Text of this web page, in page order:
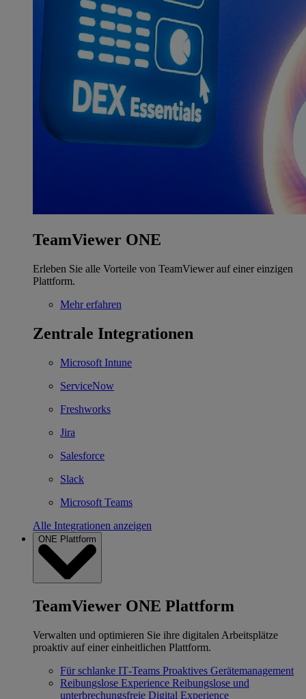
TeamViewer ONE
Erleben Sie alle Vorteile von TeamViewer auf einer einzigen
Plattform.
Mehr erfahren
Zentrale Integrationen
Microsoft Intune
ServiceNow
Freshworks
Jira
Salesforce
Slack
Microsoft Teams
Alle Integrationen anzeigen
ONE Plattform
TeamViewer ONE Plattform
Verwalten und optimieren Sie ihre digitalen Arbeitsplätze
proaktiv auf einer einheitlichen Plattform.
Für schlanke IT‐Teams Proaktives Gerätemanagement
Reibungslose Experience Reibungslose und
unterbrechungsfreie Digital Experience